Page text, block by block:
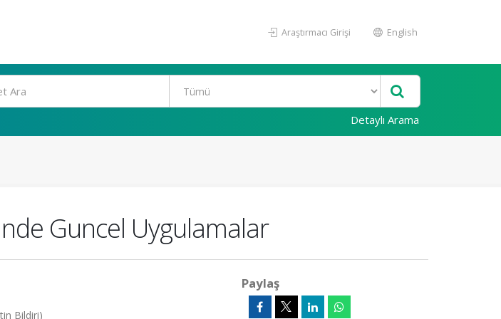
Araştırmacı Girişi English
Detaylı Arama
Guncel Uygulamalar
Bildiri)
Paylaş